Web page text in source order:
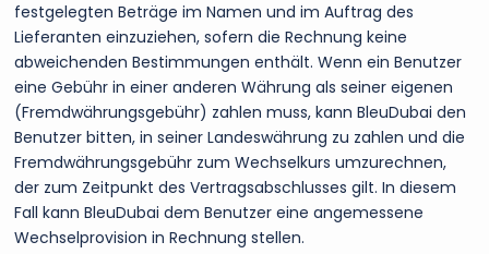
festgelegten Beträge im Namen und im Auftrag des
Lieferanten einzuziehen, sofern die Rechnung keine
abweichenden Bestimmungen enthält. Wenn ein Benutzer
eine Gebühr in einer anderen Währung als seiner eigenen
(Fremdwährungsgebühr) zahlen muss, kann BleuDubai den
Benutzer bitten, in seiner Landeswährung zu zahlen und die
Fremdwährungsgebühr zum Wechselkurs umzurechnen,
der zum Zeitpunkt des Vertragsabschlusses gilt. In diesem
Fall kann BleuDubai dem Benutzer eine angemessene
Wechselprovision in Rechnung stellen.